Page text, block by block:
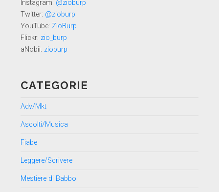
Instagram: @zioburp
Twitter: @zioburp
YouTube: ZioBurp
Flickr: zio_burp
aNobii: zioburp
CATEGORIE
Adv/Mkt
Ascolti/Musica
Fiabe
Leggere/Scrivere
Mestiere di Babbo